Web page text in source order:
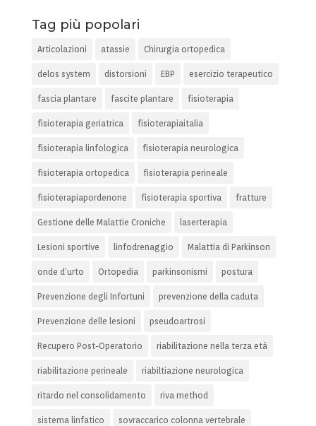
Tag più popolari
Articolazioni atassie Chirurgia ortopedica
delos system distorsioni EBP esercizio terapeutico
fascia plantare fascite plantare fisioterapia
fisioterapia geriatrica fisioterapiaitalia
fisioterapia linfologica fisioterapia neurologica
fisioterapia ortopedica fisioterapia perineale
fisioterapiapordenone fisioterapia sportiva fratture
Gestione delle Malattie Croniche laserterapia
Lesioni sportive linfodrenaggio Malattia di Parkinson
onde d’urto Ortopedia parkinsonismi postura
Prevenzione degli Infortuni prevenzione della caduta
Prevenzione delle lesioni pseudoartrosi
Recupero Post-Operatorio riabilitazione nella terza età
riabilitazione perineale riabiltiazione neurologica
ritardo nel consolidamento riva method
sistema linfatico sovraccarico colonna vertebrale